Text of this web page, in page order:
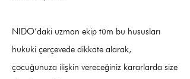
NIDO’daki uzman ekip tüm bu hususları
hukuki çerçevede dikkate alarak,
çocuğunuza ilişkin vereceğiniz kararlarda size